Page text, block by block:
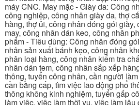
máy CNC. May mặc - Giày da: Công
công nghiệp, công nhân giày da, thợ
hàng, thợ ủi, công nhân đóng gói giày,
may, công nhân dán keo, công nhân
phẩm - Tiêu dùng: Công nhân đóng
nhân sản xuất bánh kẹo, công nhân
phân loại hàng, công nhân kiểm tra
nhân dán tem, công nhân sắp xếp
thông, tuyển công nhân, cần người
cần bằng cấp, tìm việc lao động phổ
thông không kinh nghiệm, tuyển gấp
làm việc, việc làm thời vụ, việc làm